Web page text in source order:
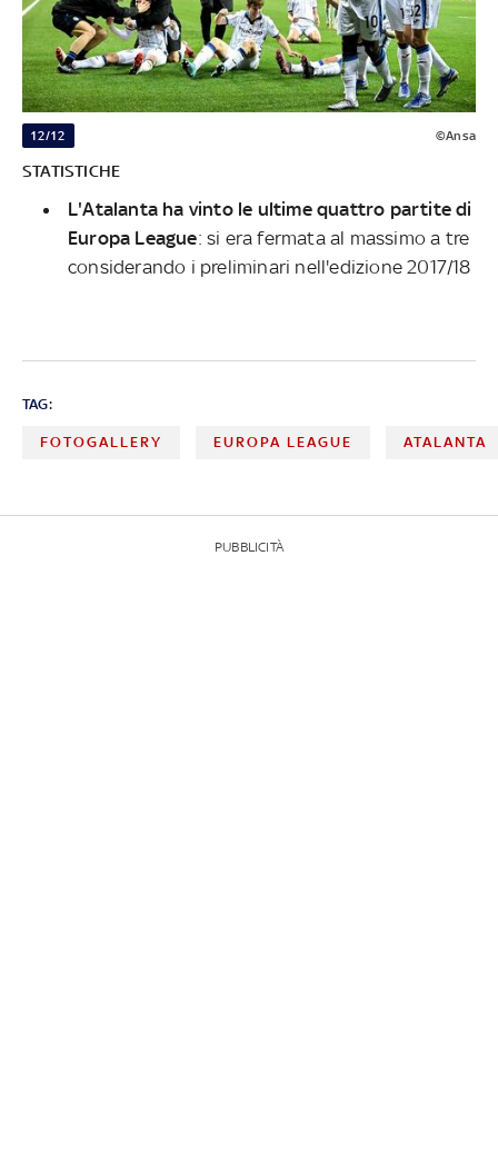
12/12 ©Ansa
STATISTICHE
L'Atalanta ha vinto le ultime quattro partite di
Europa League: si era fermata al massimo a tre
considerando i preliminari nell'edizione 2017/18
TAG:
FOTOGALLERY EUROPA LEAGUE ATALANTA
PUBBLICITÀ